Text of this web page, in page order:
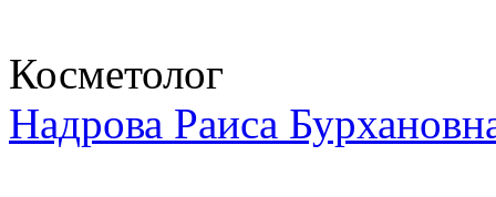
Косметолог
Надрова Раиса